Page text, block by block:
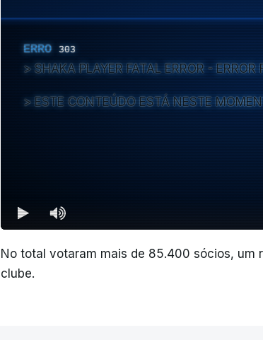
ERRO 303
SHAKA PLAYER FATAL ERROR -
ESTE CONTEÚDO ESTÁ NESTE
No total votaram mais de 85.400 sócios, um
clube.